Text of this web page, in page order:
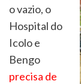
o vazio, o
Hospital do
Icolo e
Bengo
precisa de